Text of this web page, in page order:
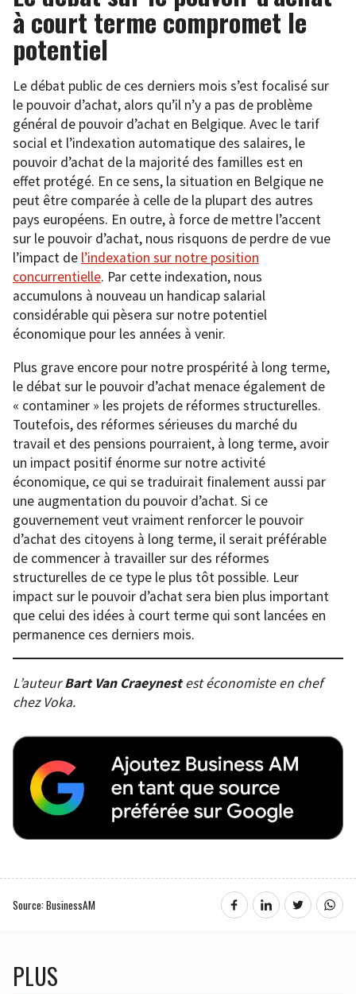
à court terme compromet le
potentiel
Le débat public de ces derniers mois s’est focalisé sur
le pouvoir d’achat, alors qu’il n’y a pas de problème
général de pouvoir d’achat en Belgique. Avec le tarif
social et l’indexation automatique des salaires, le
pouvoir d’achat de la majorité des familles est en
effet protégé. En ce sens, la situation en Belgique ne
peut être comparée à celle de la plupart des autres
pays européens. En outre, à force de mettre l’accent
sur le pouvoir d’achat, nous risquons de perdre de vue
l’impact de l’indexation sur notre position
concurrentielle. Par cette indexation, nous
accumulons à nouveau un handicap salarial
considérable qui pèsera sur notre potentiel
économique pour les années à venir.
Plus grave encore pour notre prospérité à long terme,
le débat sur le pouvoir d’achat menace également de
« contaminer » les projets de réformes structurelles.
Toutefois, des réformes sérieuses du marché du
travail et des pensions pourraient, à long terme, avoir
un impact positif énorme sur notre activité
économique, ce qui se traduirait finalement aussi par
une augmentation du pouvoir d’achat. Si ce
gouvernement veut vraiment renforcer le pouvoir
d’achat des citoyens à long terme, il serait préférable
de commencer à travailler sur des réformes
structurelles de ce type le plus tôt possible. Leur
impact sur le pouvoir d’achat sera bien plus important
que celui des idées à court terme qui sont lancées en
permanence ces derniers mois.
L’auteurBart Van Craeynestest économiste en chef
chez Voka.
Source: BusinessAM
PLUS